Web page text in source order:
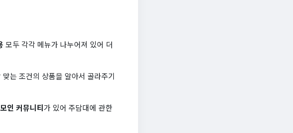
모두 각각 메뉴가 나누어져 있어 더
맞는 조건의 상품을 알아서 골라주기
인 커뮤니티가 있어 주담대에 관한